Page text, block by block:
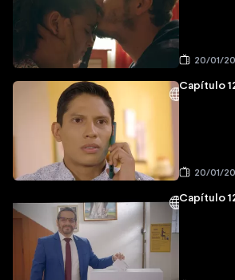
20/01/
Capítulo
20/01/
Capítulo